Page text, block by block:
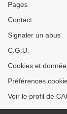
Pages
Contact
Signaler un abus
C.G.U.
Cookies et
Préférences
Voir le profil de